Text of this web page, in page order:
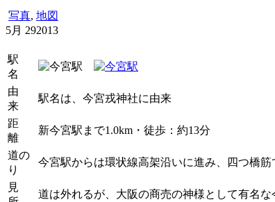
写真, 地図
5月 292013
駅
名
由
来
駅名は、今宮戎神社に由来
距
離
新今宮駅まで1.0km・徒歩：約13分
道の
り
今宮駅からは環状線高架沿いに進み、四つ橋
見
道は外れるが、大阪の商売の神様として有名な